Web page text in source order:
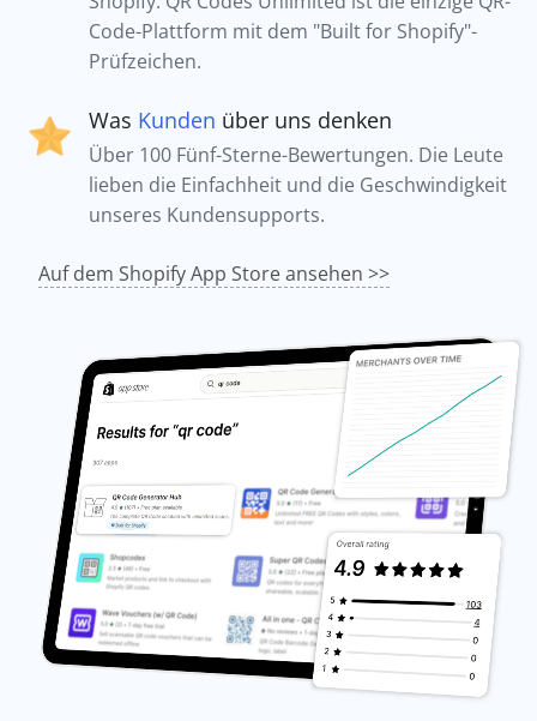
Code-Plattform mit dem "Built for Shopify"-
Prüfzeichen.
Was Kunden über uns denken
Über 100 Fünf-Sterne-Bewertungen. Die Leute
lieben die Einfachheit und die Geschwindigkeit
unseres Kundensupports.
Auf dem Shopify App Store ansehen >>